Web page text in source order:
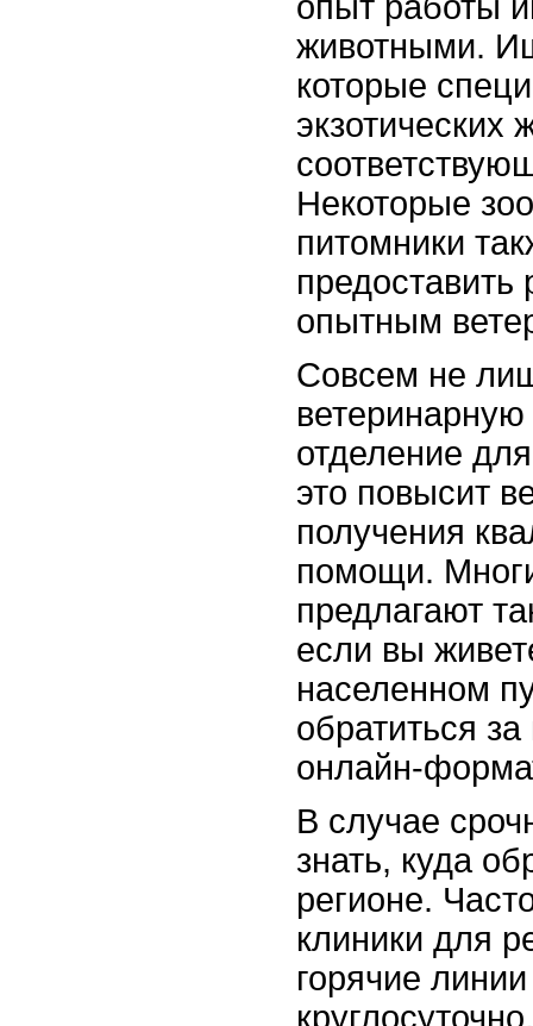
животными.
которые
Некоторые
питомники
опытным
Совсем не
ветеринарную
отделение
это повысит
получения
помощи.
предлагают
если вы
населенном
обратиться
онлайн-
В случае
знать, куда
регионе.
клиники для
горячие